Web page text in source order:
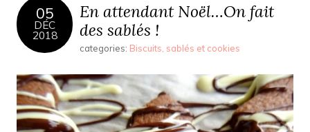
05
DÉC
2018
En attendant Noël…On fait
des sablés !
categories: Biscuits, sablés et cookies